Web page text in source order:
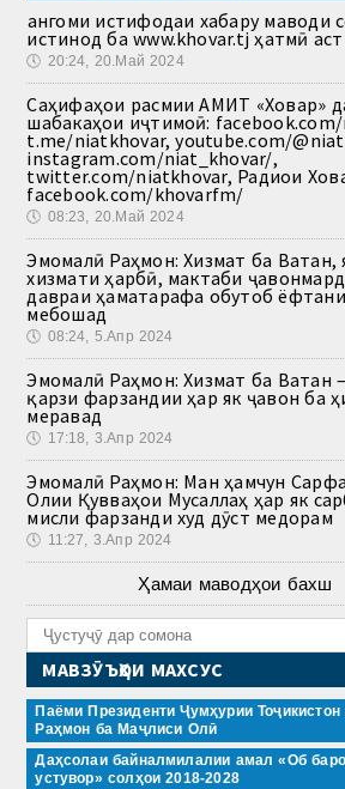
Ҳангоми истифодаи хабару маводи
истинод ба www.khovar.tj ҳатмӣ
🕔 20:24, 20.Май 2024
Саҳифаҳои расмии АМИТ «Ховар»
шабакаҳои иҷтимоӣ:
t.me/niatkhovar, youtube.com/
instagram.com/niat_khovar/,
twitter.com/niatkhovar, Радиои
facebook.com/khovarfm/
🕔 08:23, 20.Май 2024
Эмомалӣ Раҳмон: Хизмат ба Ватан,
хизмати ҳарбӣ, мактаби
давраи ҳаматарафа обутоб
мебошад
🕔 08:24, 5.Апр 2024
Эмомалӣ Раҳмон: Хизмат ба Ватан
қарзи фарзандии ҳар як ҷавон ба
меравад
🕔 17:18, 3.Апр 2024
Эмомалӣ Раҳмон: Ман ҳамчун
Олии Қувваҳои Мусаллаҳ ҳар як
мисли фарзанди худ дӯст медорам
🕔 11:27, 3.Апр 2024
Ҳамаи маводҳои бахш
МАВЗӮЪҲОИ МАХСУС
Паёми Президенти Ҷумҳурии
Раҳмон ба Маҷлиси Олӣ
Даҳсолаи байналмилалии амал «Об
устувор» солҳои 2018-2028